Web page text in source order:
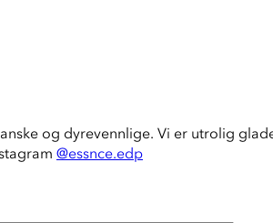
og dyrevennlige. Vi er utrolig
@essnce.edp